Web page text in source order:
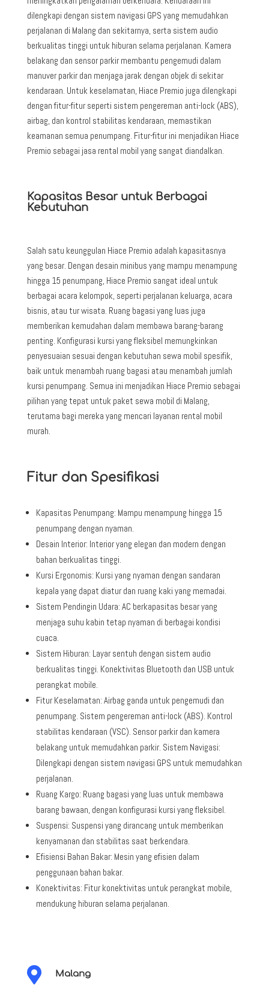
dilengkapi dengan sistem navigasi GPS yang memudahkan
perjalanan di Malang dan sekitarnya, serta sistem audio
berkualitas tinggi untuk hiburan selama perjalanan. Kamera
belakang dan sensor parkir membantu pengemudi dalam
manuver parkir dan menjaga jarak dengan objek di sekitar
kendaraan. Untuk keselamatan, Hiace Premio juga dilengkapi
dengan fitur-fitur seperti sistem pengereman anti-lock (ABS),
airbag, dan kontrol stabilitas kendaraan, memastikan
keamanan semua penumpang. Fitur-fitur ini menjadikan Hiace
Premio sebagai jasa rental mobil yang sangat diandalkan.
Kapasitas Besar untuk Berbagai
Kebutuhan
Salah satu keunggulan Hiace Premio adalah kapasitasnya
yang besar. Dengan desain minibus yang mampu menampung
hingga 15 penumpang, Hiace Premio sangat ideal untuk
berbagai acara kelompok, seperti perjalanan keluarga, acara
bisnis, atau tur wisata. Ruang bagasi yang luas juga
memberikan kemudahan dalam membawa barang-barang
penting. Konfigurasi kursi yang fleksibel memungkinkan
penyesuaian sesuai dengan kebutuhan sewa mobil spesifik,
baik untuk menambah ruang bagasi atau menambah jumlah
kursi penumpang. Semua ini menjadikan Hiace Premio sebagai
pilihan yang tepat untuk paket sewa mobil di Malang,
terutama bagi mereka yang mencari layanan rental mobil
murah.
Fitur dan Spesifikasi
Kapasitas Penumpang: Mampu menampung hingga 15
penumpang dengan nyaman.
Desain Interior: Interior yang elegan dan modern dengan
bahan berkualitas tinggi.
Kursi Ergonomis: Kursi yang nyaman dengan sandaran
kepala yang dapat diatur dan ruang kaki yang memadai.
Sistem Pendingin Udara: AC berkapasitas besar yang
menjaga suhu kabin tetap nyaman di berbagai kondisi
cuaca.
Sistem Hiburan: Layar sentuh dengan sistem audio
berkualitas tinggi. Konektivitas Bluetooth dan USB untuk
perangkat mobile.
Fitur Keselamatan: Airbag ganda untuk pengemudi dan
penumpang. Sistem pengereman anti-lock (ABS). Kontrol
stabilitas kendaraan (VSC). Sensor parkir dan kamera
belakang untuk memudahkan parkir. Sistem Navigasi:
Dilengkapi dengan sistem navigasi GPS untuk memudahkan
perjalanan.
Ruang Kargo: Ruang bagasi yang luas untuk membawa
barang bawaan, dengan konfigurasi kursi yang fleksibel.
Suspensi: Suspensi yang dirancang untuk memberikan
kenyamanan dan stabilitas saat berkendara.
Efisiensi Bahan Bakar: Mesin yang efisien dalam
penggunaan bahan bakar.
Konektivitas: Fitur konektivitas untuk perangkat mobile,
mendukung hiburan selama perjalanan.
 Malang